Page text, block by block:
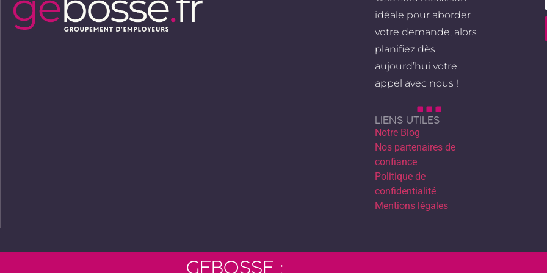
idéale pour aborder
votre demande, alors
planifiez dès
aujourd’hui votre
appel avec nous !
LIENS UTILES
Notre Blog
Nos partenaires de
confiance
Politique de
confidentialité
Mentions légales
GEBOSSE :